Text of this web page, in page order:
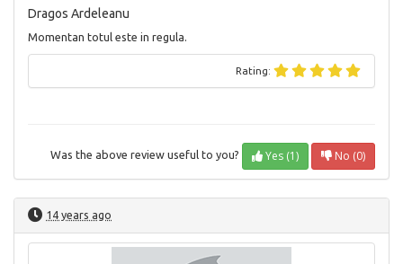
Dragos Ardeleanu
Momentan totul este in regula.
Rating:
Was the above review useful to you? Yes (1) No (0)
14 years ago